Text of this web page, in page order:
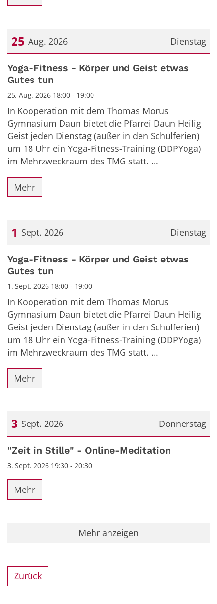
Dienstag
25 Aug. 2026
Datum: 25. August 2026
Yoga-Fitness - Körper und Geist etwas
Gutes tun
25. Aug. 2026 18:00 - 19:00
In Kooperation mit dem Thomas Morus
Gymnasium Daun bietet die Pfarrei Daun Heilig
Geist jeden Dienstag (außer in den Schulferien)
um 18 Uhr ein Yoga-Fitness-Training (DDPYoga)
im Mehrzweckraum des TMG statt. ...
Mehr
Dienstag
1 Sept. 2026
Datum: 1. September 2026
Yoga-Fitness - Körper und Geist etwas
Gutes tun
1. Sept. 2026 18:00 - 19:00
In Kooperation mit dem Thomas Morus
Gymnasium Daun bietet die Pfarrei Daun Heilig
Geist jeden Dienstag (außer in den Schulferien)
um 18 Uhr ein Yoga-Fitness-Training (DDPYoga)
im Mehrzweckraum des TMG statt. ...
Mehr
Donnerstag
3 Sept. 2026
Datum: 3. September 2026
"Zeit in Stille" - Online-Meditation
3. Sept. 2026 19:30 - 20:30
Mehr
Mehr anzeigen
Zurück